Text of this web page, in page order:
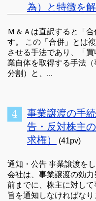
為）と特徴を
Ｍ＆Ａは直訳すると「
す。 この「合併」とは
させる手法であり、「
業自体を取得する手法
分割）と、...
事業譲渡の手
告・反対株主
求権）
(41pv)
通知・公告 事業譲渡を
会社は、事業譲渡の効力
前までに、株主に対して
旨を通知しなければな